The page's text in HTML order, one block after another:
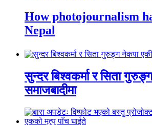
How photojournalism
Nepal
सुन्दर बिश्वकर्मा र सिता
समाजबादीमा